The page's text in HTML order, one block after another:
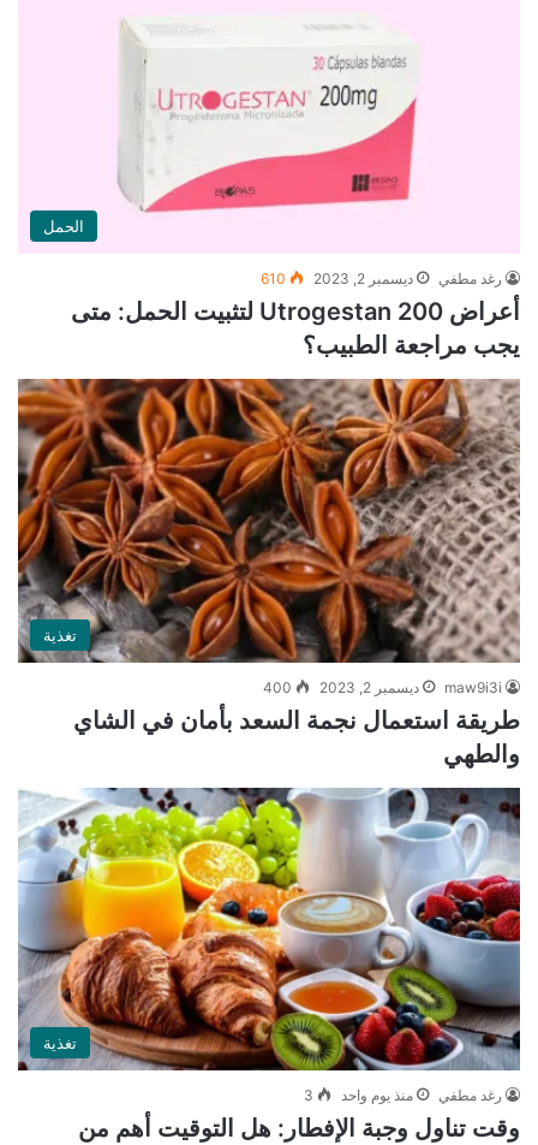
الحمل
رغد مطفي ديسمبر 2, 2023 610
أعراض Utrogestan 200 لتثبيت الحمل: متى
يجب مراجعة الطبيب؟
تغذية
maw9i3i ديسمبر 2, 2023 400
طريقة استعمال نجمة السعد بأمان في الشاي
والطهي
تغذية
رغد مطفي منذ يوم واحد 3
وقت تناول وجبة الإفطار: هل التوقيت أهم من